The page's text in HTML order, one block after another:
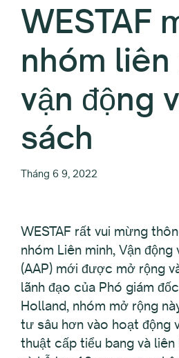
WESTAF
nhóm liên
vận động
sách
Tháng 6 9, 2022
WESTAF rất vui mừng
nhóm Liên minh, Vận động
(AAP) mới được mở rộng
lãnh đạo của Phó giám
Holland, nhóm mở rộng
tư sâu hơn vào hoạt động
thuật cấp tiểu bang và liên